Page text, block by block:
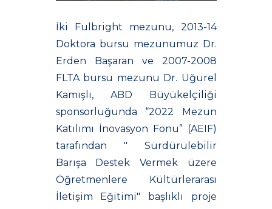
İki Fulbright mezunu, 2013-14
Doktora bursu mezunumuz Dr.
Erden Başaran ve 2007-2008
FLTA bursu mezunu Dr. Uğurel
Kamışlı, ABD Büyükelçiliği
sponsorluğunda “2022 Mezun
Katılımı İnovasyon Fonu” (AEIF)
tarafından " Sürdürülebilir
Barışa Destek Vermek üzere
Öğretmenlere Kültürlerarası
İletişim Eğitimi" başlıklı proje